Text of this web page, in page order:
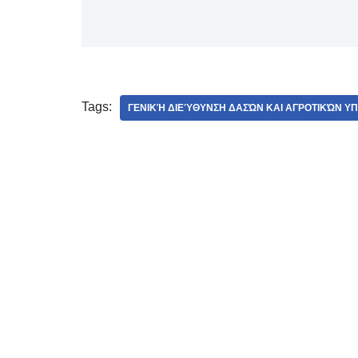
Tags: ΓΕΝΙΚΉ ΔΙΕΎΘΥΝΣΗ ΔΑΣΏΝ ΚΑΙ ΑΓΡΟΤΙΚΏΝ